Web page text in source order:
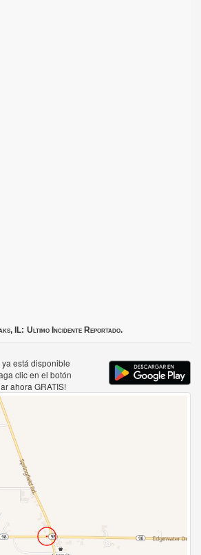
IL: Ultimo Incidente Reportado.
ya está disponible
clic en el botón
ahora GRATIS!